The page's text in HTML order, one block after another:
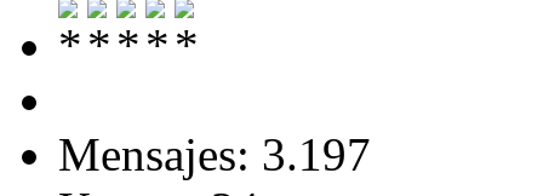
Mensajes: 3.197